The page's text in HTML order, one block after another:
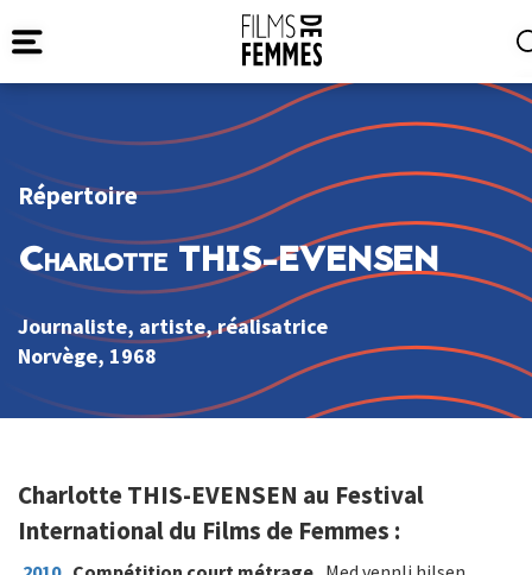
Répertoire
Charlotte THIS-EVENSEN
Journaliste, artiste, réalisatrice
Norvège, 1968
Charlotte THIS-EVENSEN au Festival
International du Films de Femmes :